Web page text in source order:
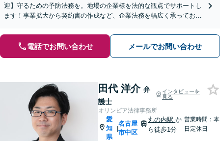
迎】守るための予防法務を。地場の企業様を法的な観点でサポートし
ます！事業拡大から契約書の作成など、企業法務を幅広く承っており
電話でお問い合わせ メールでお問い合わせ
田代 洋介 弁
護士
インタビューを
見る
オリンピア法律事務所
愛
知
県
|
名古屋
市中区
丸の内駅か
ら徒歩1分
営業時間：本
日定休日